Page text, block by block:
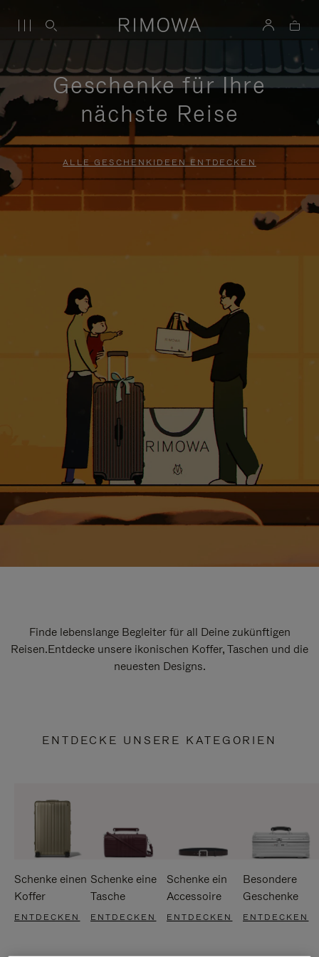
Geschenke für Ihre
nächste Reise
ALLE GESCHENKIDEEN ENTDECKEN
Finde lebenslange Begleiter für all Deine zukünftigen
Reisen.Entdecke unsere ikonischen Koffer, Taschen und die
neuesten Designs.
ENTDECKE UNSERE KATEGORIEN
Schenke einen
Koffer
ENTDECKEN
Schenke eine
Tasche
ENTDECKEN
Schenke ein
Accessoire
ENTDECKEN
Besondere
Geschenke
ENTDECKEN